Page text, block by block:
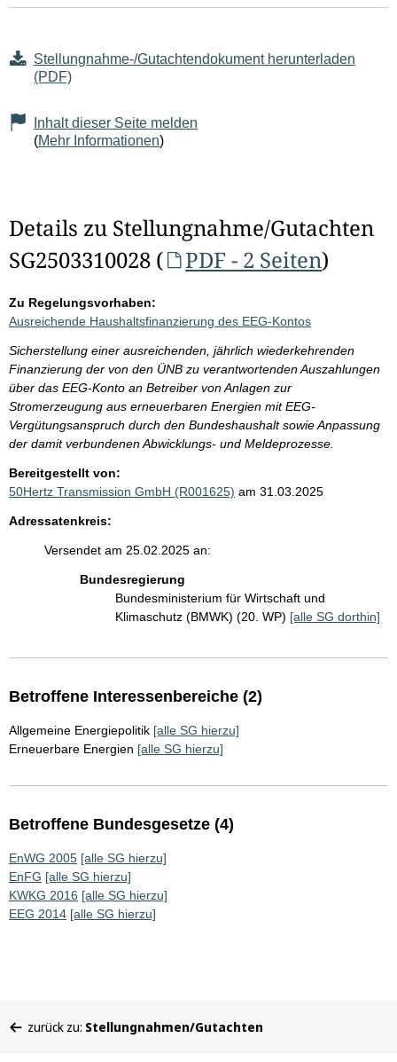
Stellungnahme-/Gutachtendokument herunterladen
(PDF)
Inhalt dieser Seite melden
(Mehr Informationen)
Details zu Stellungnahme/Gutachten
SG2503310028 (
PDF - 2 Seiten)
Zu Regelungsvorhaben:
Ausreichende Haushaltsfinanzierung des EEG-Kontos
Sicherstellung einer ausreichenden, jährlich wiederkehrenden
Finanzierung der von den ÜNB zu verantwortenden Auszahlungen
über das EEG-Konto an Betreiber von Anlagen zur
Stromerzeugung aus erneuerbaren Energien mit EEG-
Vergütungsanspruch durch den Bundeshaushalt sowie Anpassung
der damit verbundenen Abwicklungs- und Meldeprozesse.
Bereitgestellt von:
50Hertz Transmission GmbH (R001625) am 31.03.2025
Adressatenkreis:
Versendet am 25.02.2025 an:
Bundesregierung
Bundesministerium für Wirtschaft und
Klimaschutz (BMWK) (20. WP) [alle SG dorthin]
Betroffene Interessenbereiche (2)
Allgemeine Energiepolitik [alle SG hierzu]
Erneuerbare Energien [alle SG hierzu]
Betroffene Bundesgesetze (4)
EnWG 2005 [alle SG hierzu]
EnFG [alle SG hierzu]
KWKG 2016 [alle SG hierzu]
EEG 2014 [alle SG hierzu]
befinden
zurück zu: Stellungnahmen/Gutachten